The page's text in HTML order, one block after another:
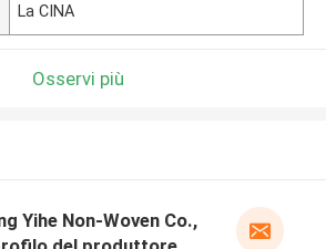
La CINA
Osservi più
Yihe Non-Woven Co.,